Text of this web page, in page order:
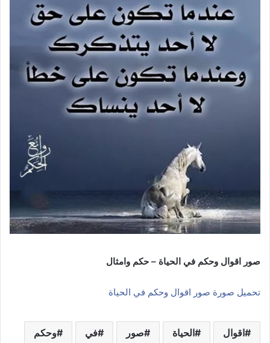
صور اقوال وحكم في الحياة – حكم وامثال
تحميل صورة صور اقوال وحكم في الحياة
اقوال الحياة صور في وحكم